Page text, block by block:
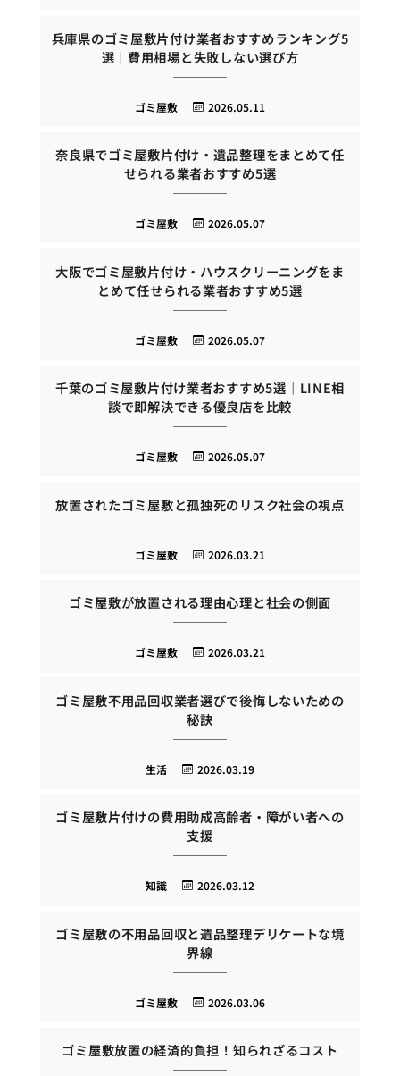
兵庫県のゴミ屋敷片付け業者おすすめランキング5
選｜費用相場と失敗しない選び方
2026.05.11
ゴミ屋敷
奈良県でゴミ屋敷片付け・遺品整理をまとめて任
せられる業者おすすめ5選
2026.05.07
ゴミ屋敷
大阪でゴミ屋敷片付け・ハウスクリーニングをま
とめて任せられる業者おすすめ5選
2026.05.07
ゴミ屋敷
千葉のゴミ屋敷片付け業者おすすめ5選｜LINE相
談で即解決できる優良店を比較
2026.05.07
ゴミ屋敷
放置されたゴミ屋敷と孤独死のリスク社会の視点
2026.03.21
ゴミ屋敷
ゴミ屋敷が放置される理由心理と社会の側面
2026.03.21
ゴミ屋敷
ゴミ屋敷不用品回収業者選びで後悔しないための
秘訣
2026.03.19
生活
ゴミ屋敷片付けの費用助成高齢者・障がい者への
支援
2026.03.12
知識
ゴミ屋敷の不用品回収と遺品整理デリケートな境
界線
2026.03.06
ゴミ屋敷
ゴミ屋敷放置の経済的負担！知られざるコスト